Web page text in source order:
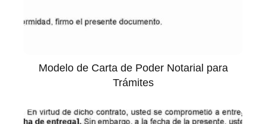
Modelo de Carta de Poder Notarial para
Trámites